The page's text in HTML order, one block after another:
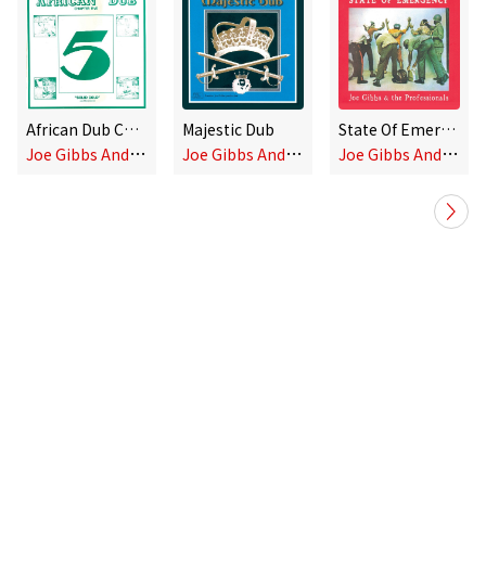
African Dub Chapter 5
J
oe Gibbs And The Professionals
Majestic Dub
J
oe Gibbs And The Professionals
State Of Emergency
J
oe Gibbs And The Professionals